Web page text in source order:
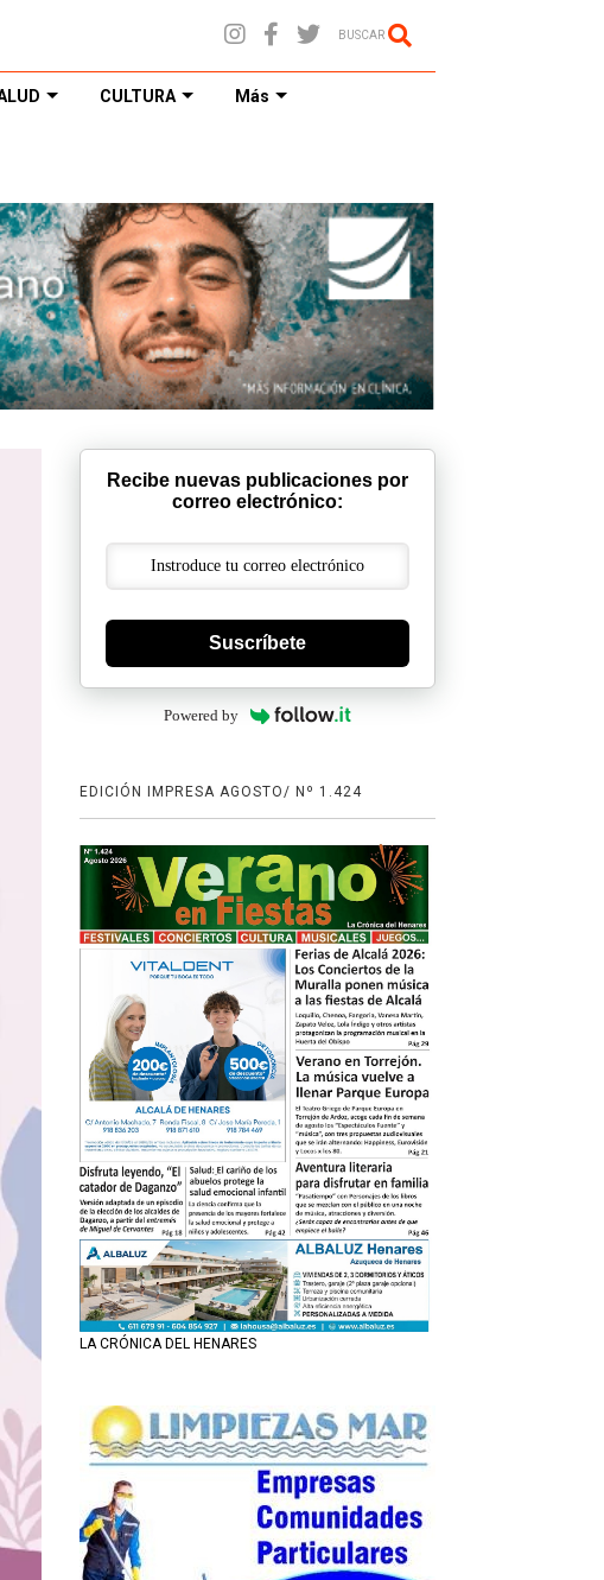
BUSCAR
CULTURA Más
Recibe nuevas publicaciones por
correo electrónico:
Suscríbete
Powered by
EDICIÓN IMPRESA AGOSTO/ Nº 1.424
LA CRÓNICA DEL HENARES